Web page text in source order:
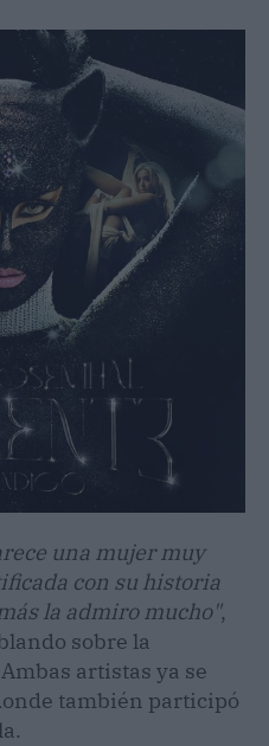
una mujer muy
con su historia
la admiro mucho",
sobre la
artistas ya se
también participó